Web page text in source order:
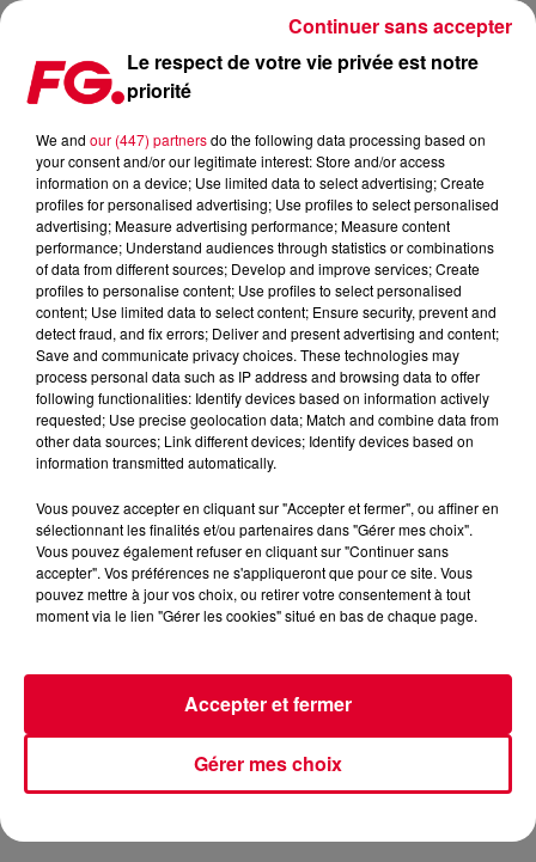
FG MIX DANCE : STEVE AOKI
Le respect de votre vie privée est notre
priorité
We and our (447) partnersdo the following data processing based on
your consent and/or our legitimate interest: Store and/or access
information on a device; Use limited data to select advertising; Create
profiles for personalised advertising; Use profiles to select personalised
advertising; Measure advertising performance; Measure content
performance; Understand audiences through statistics or combinations
of data from different sources; Develop and improve services; Create
profiles to personalise content; Use profiles to select personalised
content; Use limited data to select content; Ensure security, prevent and
detect fraud, and fix errors; Deliver and present advertising and content;
Save and communicate privacy choices. These technologies may
process personal data such as IP address and browsing data to offer
following functionalities: Identify devices based on information actively
requested; Use precise geolocation data; Match and combine data from
other data sources; Link different devices; Identify devices based on
information transmitted automatically.
Vous pouvez accepter en cliquant sur "Accepter et fermer", ou affiner en
sélectionnant les finalités et/ou partenaires dans "Gérer mes choix".
Vous pouvez également refuser en cliquant sur "Continuer sans
accepter". Vos préférences ne s'appliqueront que pour ce site. Vous
pouvez mettre à jour vos choix, ou retirer votre consentement à tout
moment via le lien "Gérer les cookies" situé en bas de chaque page.
Gérer mes choix
Accepter et fermer
Continuer sans accepter